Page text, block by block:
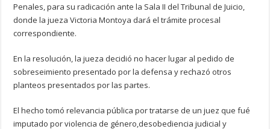
Penales, para su radicación ante la Sala II del Tribunal de Juicio,
donde la jueza Victoria Montoya dará el trámite procesal
correspondiente.
En la resolución, la jueza decidió no hacer lugar al pedido de
sobreseimiento presentado por la defensa y rechazó otros
planteos presentados por las partes.
El hecho tomó relevancia pública por tratarse de un juez que fué
imputado por violencia de género,desobediencia judicial y